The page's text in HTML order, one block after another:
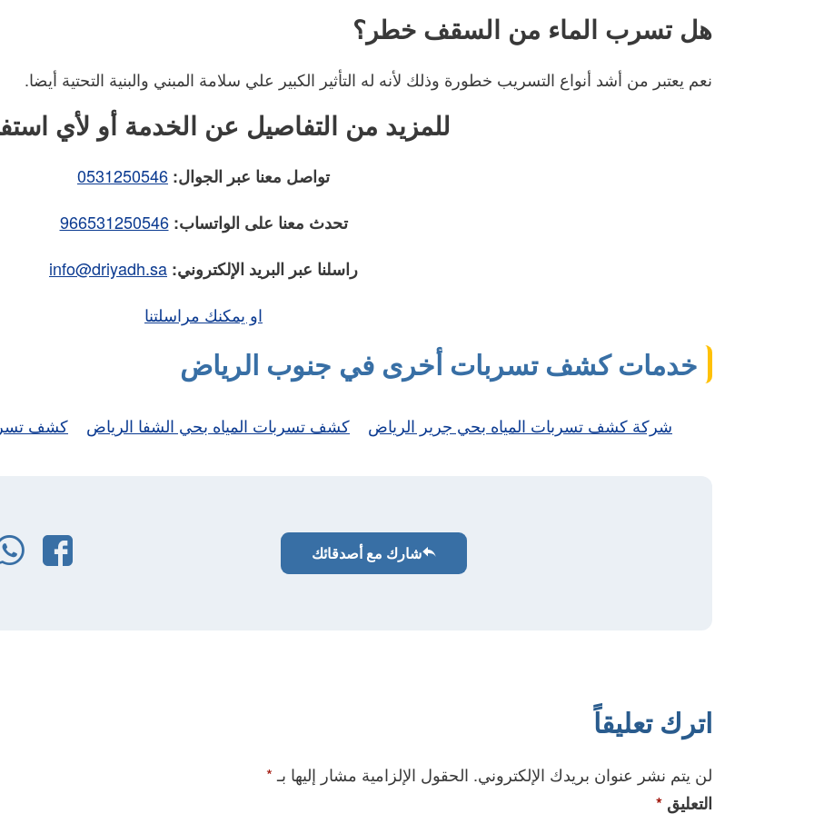
هل تسرب الماء من السقف خطر؟
نعم يعتبر من أشد أنواع التسريب خطورة وذلك لأنه له التأثير الكبير علي سلامة المبني والبنية التحتية أيضا.
للمزيد من التفاصيل عن الخدمة أو لأي
تواصل معنا عبر الجوال: 0531250546
تحدث معنا على الواتساب:966531250546
راسلنا عبر البريد الإلكتروني: info@driyadh.sa
او يمكنك مراسلتنا
خدمات كشف تسربات أخرى في جنوب الرياض
شركة كشف تسربات المياه بحي جرير الرياض كشف تسربات المياه بحي الشفا الرياض كشف
شارك مع أصدقائك
اترك تعليقاً
لن يتم نشر عنوان بريدك الإلكتروني. الحقول الإلزامية مشار إليها بـ *
التعليق *